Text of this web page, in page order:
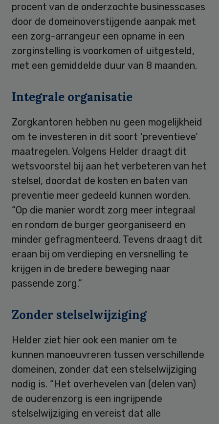
procent van de onderzochte businesscases
door de domeinoverstijgende aanpak met
een zorg-arrangeur een opname in een
zorginstelling is voorkomen of uitgesteld,
met een gemiddelde duur van 8 maanden.
Integrale organisatie
Zorgkantoren hebben nu geen mogelijkheid
om te investeren in dit soort ‘preventieve’
maatregelen. Volgens Helder draagt dit
wetsvoorstel bij aan het verbeteren van het
stelsel, doordat de kosten en baten van
preventie meer gedeeld kunnen worden.
“Op die manier wordt zorg meer integraal
en rondom de burger georganiseerd en
minder gefragmenteerd. Tevens draagt dit
eraan bij om verdieping en versnelling te
krijgen in de bredere beweging naar
passende zorg.”
Zonder stelselwijziging
Helder ziet hier ook een manier om te
kunnen manoeuvreren tussen verschillende
domeinen, zonder dat een stelselwijziging
nodig is. “Het overhevelen van (delen van)
de ouderenzorg is een ingrijpende
stelselwijziging en vereist dat alle